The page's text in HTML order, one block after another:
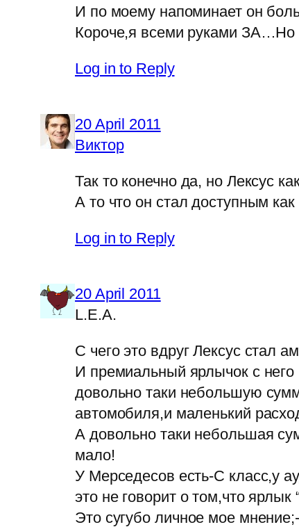
И по моему напоминает он
Короче,я всеми руками ЗА…Но
Log in to Reply
20 April 2011
Виктор
Так то конечно да, но Лексус
А то что он стал доступным
Log in to Reply
20 April 2011
L.E.A.
C чего это вдруг Лексус стал
И премиальный ярлычок с него
довольно таки небольшую
автомобиля,и маленький
А довольно таки небольшая
мало!
У Мерседесов есть-С класс,у
это не говорит о том,что
Это сугубо личное мое